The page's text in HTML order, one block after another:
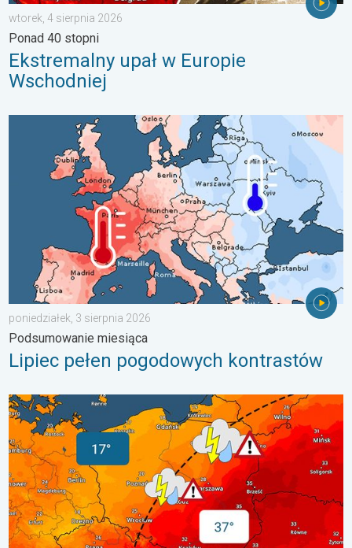
wtorek, 4 sierpnia 2026
Ponad 40 stopni
Ekstremalny upał w Europie
Wschodniej
Lipiec pełen pogodowych kontrastów. Podsumowanie
poniedziałek, 3 sierpnia 2026
Podsumowanie miesiąca
Lipiec pełen pogodowych kontrastów
20 stopni różnicy. Kontrast termiczny. . . sobota, 1 sierpnia